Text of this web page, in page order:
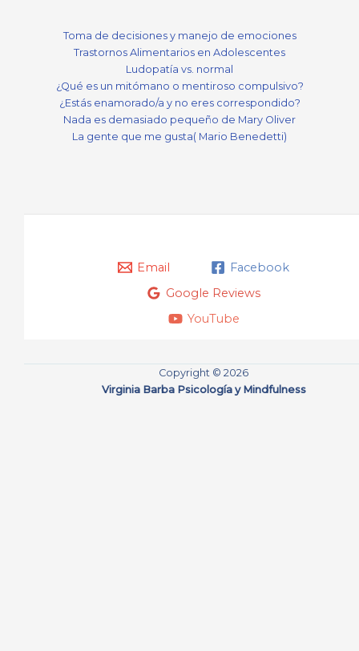
Toma de decisiones y manejo de emociones
Trastornos Alimentarios en Adolescentes
Ludopatía vs. normal
¿Qué es un mitómano o mentiroso compulsivo?
¿Estás enamorado/a y no eres correspondido?
Nada es demasiado pequeño de Mary Oliver
La gente que me gusta( Mario Benedetti)
Email
Facebook
Google Reviews
YouTube
Copyright © 2026
Virginia Barba Psicología y Mindfulness